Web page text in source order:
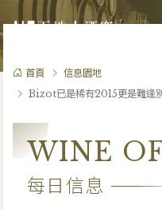
首頁
信息園地
Bizot已是稀有2015更是難逢
WINE
每日信息